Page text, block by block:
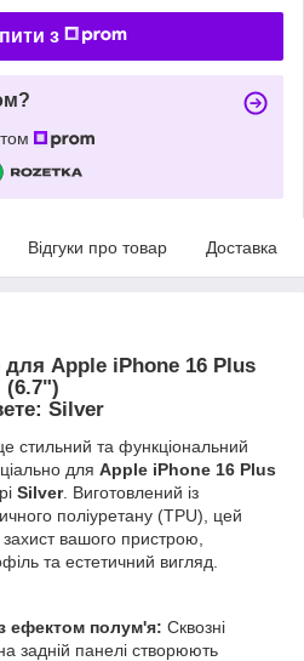
з
Відгуки про товар Доставка
Apple iPhone 16 Plus
(6.7")
Silver
стильний та функціональний
для Apple iPhone 16 Plus
Silver. Виготовлений із
поліуретану (TPU), цей
вашого пристрою,
та естетичний вигляд.
ефектом полум'я: Сквозні
задній панелі створюють